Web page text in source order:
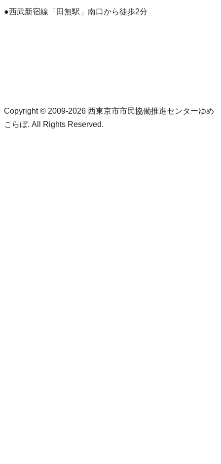
●西武新宿線「田無駅」南口から徒歩2分
Copyright © 2009-2026 西東京市市民協働推進センターゆめ
こらぼ. All Rights Reserved.